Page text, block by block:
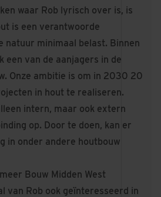
waar Rob lyrisch over is, is
is een verantwoorde
natuur minimaal belast. Binnen
een van de aanjagers in de
Onze ambitie is om in 2030 20
in hout te realiseren.
intern, maar ook extern
op. Door te doen, kan er
in onder andere houtbouw
Bouw Midden West
van Rob ook geïnteresseerd in